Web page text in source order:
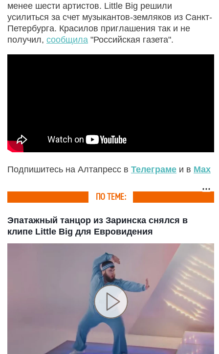
менее шести артистов. Little Big решили
усилиться за счет музыкантов-земляков из Санкт-
Петербурга. Красилов приглашения так и не
получил, сообщила "Российская газета".
Подпишитесь на Алтапресс в Телеграме и в Max
ПО ТЕМЕ:
Эпатажный танцор из Заринска снялся в
клипе Little Big для Евровидения